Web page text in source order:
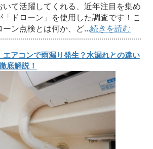
いて活躍してくれる、近年注目を集め
ドローン」を使用した調査です！こ
ン点検とは何か、ど...続きを読む
エアコンで雨漏り発生？水漏れとの違い
底解説！